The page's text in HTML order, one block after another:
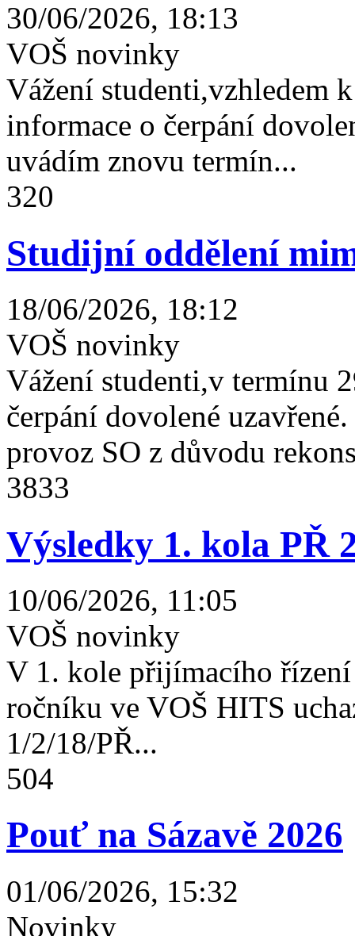
30/06/2026, 18:13
VOŠ novinky
Vážení studenti,vzhledem
informace o čerpání
uvádím znovu termín...
320
Studijní oddělení
18/06/2026, 18:12
VOŠ novinky
Vážení studenti,v termínu
čerpání dovolené
provoz SO z důvodu
3833
Výsledky 1. kola PŘ
10/06/2026, 11:05
VOŠ novinky
V 1. kole přijímacího
ročníku ve VOŠ HITS
1/2/18/PŘ...
504
Pouť na Sázavě 2026
01/06/2026, 15:32
Novinky